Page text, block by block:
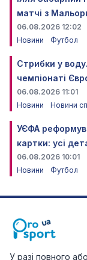
матчі з
06.08.2026 12:02
Новини
Футбол
Стрибки у
чемпіонаті
06.08.2026 11:01
Новини
Новини
УЄФА
картки: усі
06.08.2026 10:01
Новини
Футбол
У разі повного